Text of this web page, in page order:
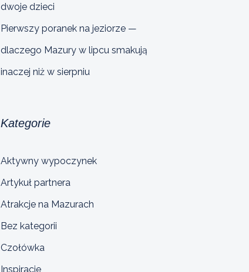
dwoje dzieci
Pierwszy poranek na jeziorze —
dlaczego Mazury w lipcu smakują
inaczej niż w sierpniu
Kategorie
Aktywny wypoczynek
Artykuł partnera
Atrakcje na Mazurach
Bez kategorii
Czołówka
Inspiracje